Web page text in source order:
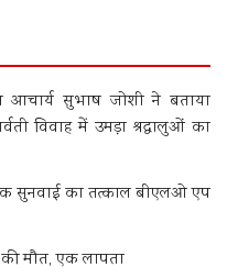
आचार्य सुभाष जोशी ने बताया
विवाह में उमड़ा श्रद्धालुओं का
सुनवाई का तत्काल बीएलओ एप
की मौत, एक लापता